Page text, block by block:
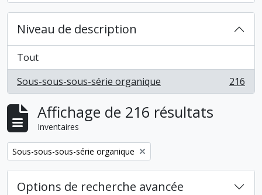
Niveau de description
Tout
Sous-sous-sous-série organique
, 216 résultats 216
Affichage de 216 résultats
Inventaires
Remove filter:
Sous-sous-sous-série organique
Options de recherche avancée